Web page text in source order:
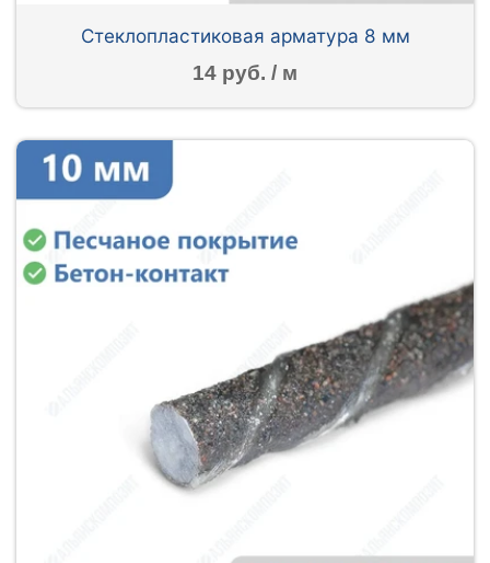
Стеклопластиковая арматура 8 мм
14 руб. / м